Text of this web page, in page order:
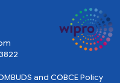
and COBCE Policy